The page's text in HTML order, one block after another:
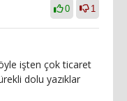
0 1
işten çok ticaret
dolu yazıklar